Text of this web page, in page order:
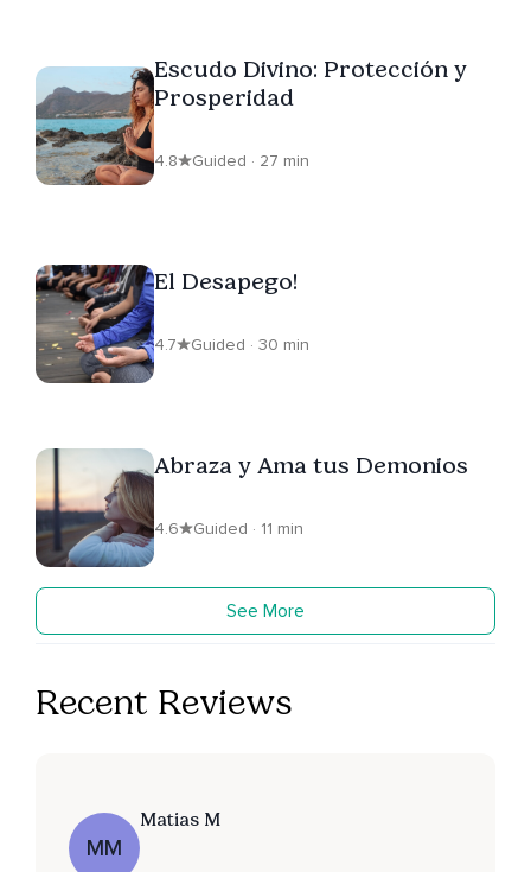
Escudo Divino: Protección y
Prosperidad
4.8 Guided · 27 min
El Desapego!
4.7 Guided · 30 min
Abraza y Ama tus Demonios
4.6 Guided · 11 min
See More
Recent Reviews
MM
Matias M